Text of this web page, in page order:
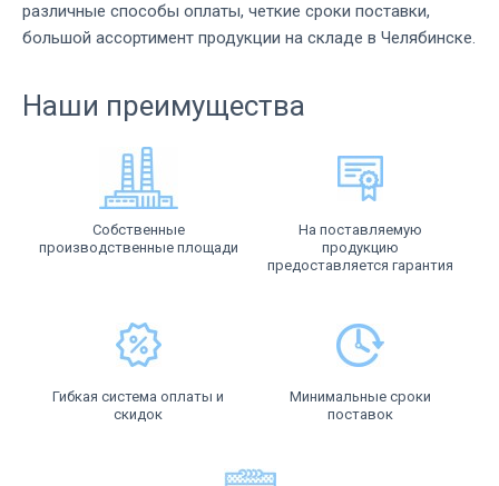
различные способы оплаты, четкие сроки поставки,
большой ассортимент продукции на складе в Челябинске.
Наши преимущества
Собственные
производственные площади
На поставляемую
продукцию
предоставляется гарантия
Гибкая система оплаты и
скидок
Минимальные сроки
поставок